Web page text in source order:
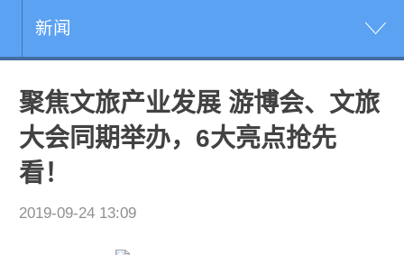
新闻
聚焦文旅产业发展 游博会、文旅
大会同期举办，6大亮点抢先
看！
2019-09-24 13:09